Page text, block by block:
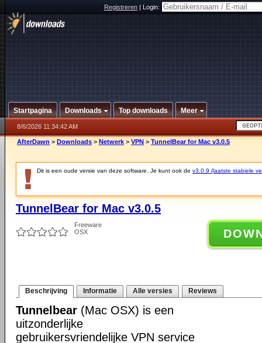
Registreren|Login:
Startpagina Downloads Top downloads Meer
8/6/2026 11:34:42 AM
AfterDawn > Downloads > Netwerk > VPN > TunnelBear for Mac v3.0.5
Dit is een oude versie van deze software. Je kunt ook de v3.0.9 (laatste stabiele
TunnelBear for Mac v3.0.5
Freeware
OSX
Beschrijving Informatie Alle versies Reviews
Tunnelbear (Mac OSX) is een
uitzonderlijke
gebruikersvriendelijke VPN service